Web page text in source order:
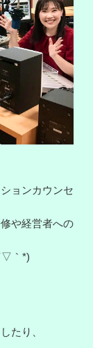
ョンカウンセ
や経営者への
｀*)
たり、